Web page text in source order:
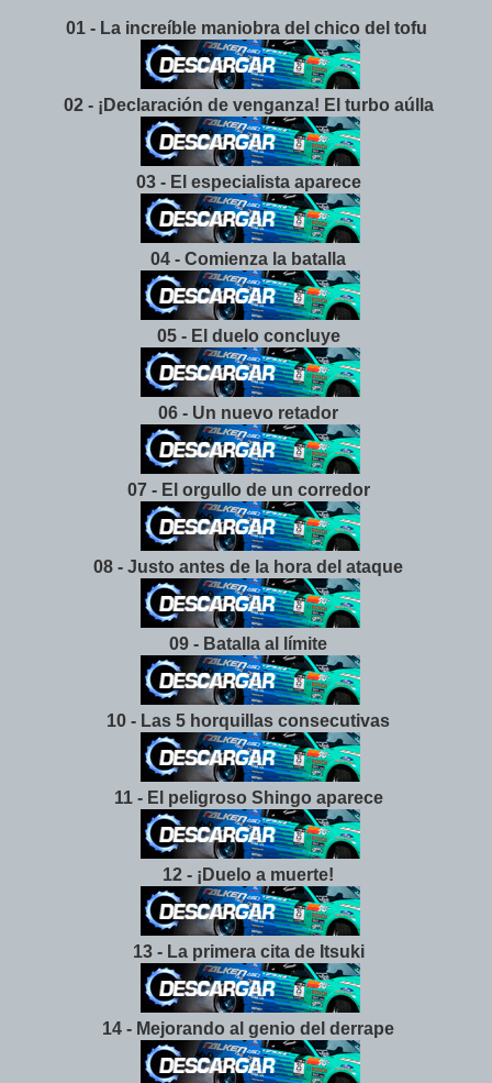
01 - La increíble maniobra del chico del tofu
02 - ¡Declaración de venganza! El turbo aúlla
03 - El especialista aparece
04 - Comienza la batalla
05 - El duelo concluye
06 - Un nuevo retador
07 - El orgullo de un corredor
08 - Justo antes de la hora del ataque
09 - Batalla al límite
10 - Las 5 horquillas consecutivas
11 - El peligroso Shingo aparece
12 - ¡Duelo a muerte!
13 - La primera cita de Itsuki
14 - Mejorando al genio del derrape